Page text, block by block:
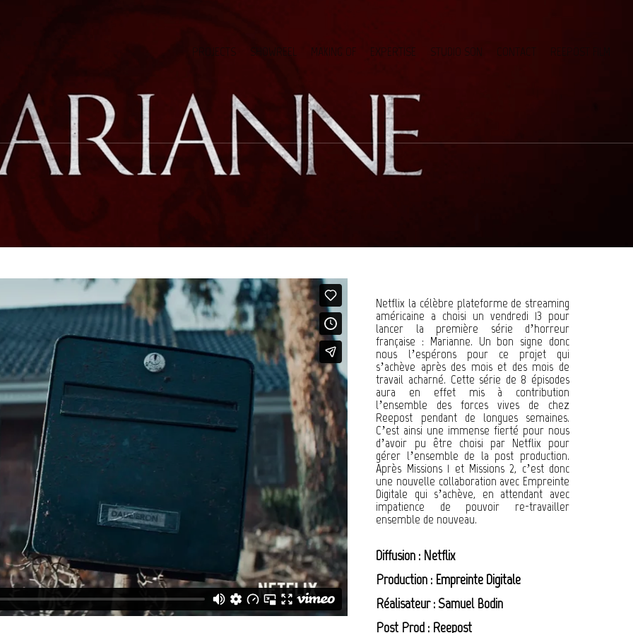
PROJECTS SHOWREEL MAKING OF EXPERTISE STUDIO SON CONTACT REEPOST FILM
Netflix la célèbre plateforme de streaming
américaine a choisi un vendredi 13 pour
lancer la première série d’horreur
française : Marianne. Un bon signe donc
nous l’espérons pour ce projet qui
s’achève après des mois et des mois de
travail acharné. Cette série de 8 épisodes
aura en effet mis à contribution
l’ensemble des forces vives de chez
Reepost pendant de longues semaines.
C’est ainsi une immense fierté pour nous
d’avoir pu être choisi par Netflix pour
gérer l’ensemble de la post production.
Après Missions 1 et Missions 2, c’est donc
une nouvelle collaboration avec Empreinte
Digitale qui s’achève, en attendant avec
impatience de pouvoir re-travailler
ensemble de nouveau.
Diffusion : Netflix
Production : Empreinte Digitale
Réalisateur : Samuel Bodin
Post Prod : Reepost